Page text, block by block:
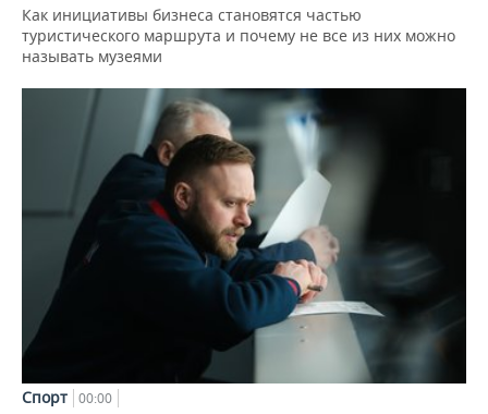
Как инициативы бизнеса становятся частью
туристического маршрута и почему не все из них можно
называть музеями
Спорт 00:00